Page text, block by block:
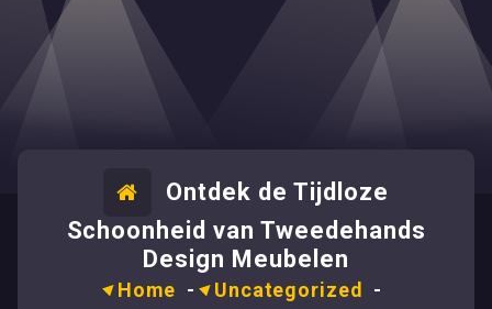
Ontdek de Tijdloze
Schoonheid van Tweedehands
Design Meubelen
Home - Uncategorized -